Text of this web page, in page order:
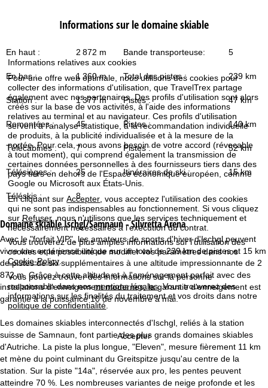
Informations relatives aux cookies
Pour une offre web optimale, nous utilisons des cookies pour
collecter des informations d'utilisation, que TravelTrex partage
également avec nos partenaires. Des profils d'utilisation sont alors
créés sur la base de vos activités, à l'aide des informations
relatives au terminal et au navigateur. Ces profils d'utilisation
servent à l'analyse statistique, à la recommandation individuelle
de produits, à la publicité individualisée et à la mesure de la
portée. Pour cela, nous avons besoin de votre accord (révocable
à tout moment), qui comprend également la transmission de
certaines données personnelles à des fournisseurs tiers dans des
pays tiers en dehors de l'Espace économique européen, comme
Google ou Microsoft aux États-Unis.
En cliquant surAccepter , vous acceptez l'utilisation des cookies
qui ne sont pas indispensables au fonctionnement. Si vous cliquez
surRefuser , nous n'utilisons que les services techniquement et
nécessairement nécessaires à l'exécution du contrat.
Vous trouverez de plus amples informations sur l'utilisation des
cookies et la possibilité de modifier vos paramètres dans nos
Cookie-Policy.
Vous pouvez trouver des informations sur la personne
responsable dans nosmentions légales. Vous trouverez des
informations sur les finalités du traitement et vos droits dans notre
politique de confidentialité
Accepter
'
a
c
c
u
e
i
l
Informations sur le domaine skiable
En haut : 2 872 m Bande transporteuse: 5
En bas : 1 360 m Total des pistes : 239 km
Station : 1 377 m Pistes : 47 km
Remontées : 45 Pistes : 140 km
Télécabines : 7 Pistes : 52 km
Télésièges : 25 Itinéraires de ski : 15 km
Téléskis : 8
Domaine skiableIschgl/Samnaun - Silvretta Arena
Avec le "forfait VIP", les amateurs de sports d'hiver d'Ischgl peuvent
vivre une expérience unique sur un total de 239 km de pistes et 15 km
de pistes de ski supplémentaires à une altitude impressionnante de 2
872 m. Grâce à cette altitude et à l'aménagement parfait avec des
installations d'enneigement modernes, la garantie d'enneigement est
garantie à la puissance 10 de novembre à mai.
Les domaines skiables interconnectés d'Ischgl, reliés à la station
suisse de Samnaun, font partie des plus grands domaines skiables
d'Autriche. La piste la plus longue, "Eleven", mesure fièrement 11 km
et mène du point culminant du Greitspitze jusqu'au centre de la
station. Sur la piste "14a", réservée aux pro, les pentes peuvent
atteindre 70 %. Les nombreuses variantes de neige profonde et les